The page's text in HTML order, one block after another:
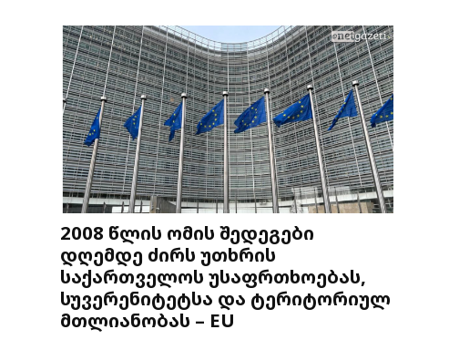
2008 წლის ომის შედეგები
დღემდე ძირს უთხრის
საქართველოს უსაფრთხოებას,
სუვერენიტეტსა და ტერიტორიულ
მთლიანობას – EU